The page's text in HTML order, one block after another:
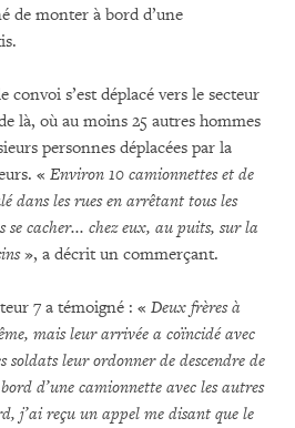
de monter à bord d’une
convoi s’est déplacé vers le secteur
là, où au moins 25 autres hommes
personnes déplacées par la
« Environ 10 camionnettes et de
dans les rues en arrêtant tous les
se cacher... chez eux, au puits, sur la
», a décrit un commerçant.
7 a témoigné : « Deux frères à
mais leur arrivée a coïncidé avec
soldats leur ordonner de descendre de
d’une camionnette avec les autres
j’ai reçu un appel me disant que le